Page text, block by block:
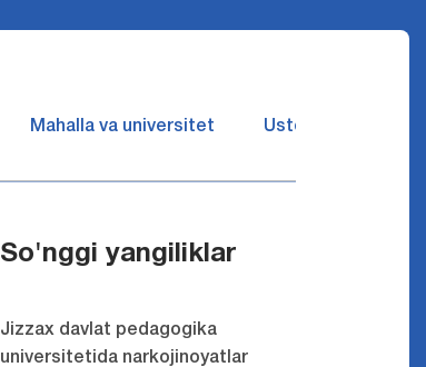
Mahalla va universitet Ustozlar suhbatin
So'nggi yangiliklar
Jizzax davlat pedagogika
universitetida narkojinoyatlar